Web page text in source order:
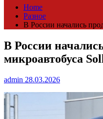
Home
Разное
В России начались
В России
микроавтобуса
admin 28.03.2026